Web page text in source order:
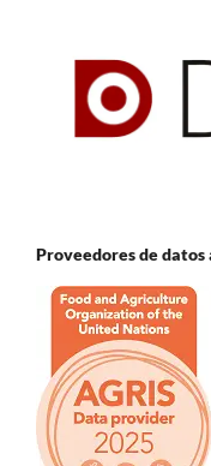
Proveedores de datos